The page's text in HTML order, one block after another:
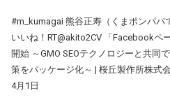
#m_kumagai 熊谷正寿（くまポンパパ
いいね！RT@akito2CV 「Facebook
開始 ～GMO SEOテクノロジーと共同
策をパッケージ化～ | 桜丘製作所株式
4月1日